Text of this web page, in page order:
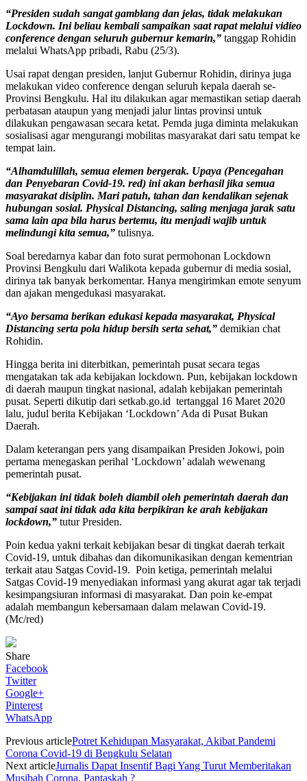
“Presiden sudah sangat gamblang dan jelas, tidak melakukan
Lockdown. Ini beliau kembali sampaikan saat rapat melalui vidieo
conference dengan seluruh gubernur kemarin,” tanggap Rohidin
melalui WhatsApp pribadi, Rabu (25/3).
Usai rapat dengan presiden, lanjut Gubernur Rohidin, dirinya juga
melakukan video conference dengan seluruh kepala daerah se-
Provinsi Bengkulu. Hal itu dilakukan agar memastikan setiap daerah
perbatasan ataupun yang menjadi jalur lintas provinsi untuk
dilakukan pengawasan secara ketat. Pemda juga diminta melakukan
sosialisasi agar mengurangi mobilitas masyarakat dari satu tempat ke
tempat lain.
“Alhamdulillah, semua elemen bergerak. Upaya (Pencegahan
dan Penyebaran Covid-19. red) ini akan berhasil jika semua
masyarakat disiplin. Mari patuh, tahan dan kendalikan sejenak
hubungan sosial. Physical Distancing, saling menjaga jarak satu
sama lain apa bila harus bertemu, itu menjadi wajib untuk
melindungi kita semua,” tulisnya.
Soal beredarnya kabar dan foto surat permohonan Lockdown
Provinsi Bengkulu dari Walikota kepada gubernur di media sosial,
dirinya tak banyak berkomentar. Hanya mengirimkan emote senyum
dan ajakan mengedukasi masyarakat.
“Ayo bersama berikan edukasi kepada masyarakat, Physical
Distancing serta pola hidup bersih serta sehat,” demikian chat
Rohidin.
Hingga berita ini diterbitkan, pemerintah pusat secara tegas
mengatakan tak ada kebijakan lockdown. Pun, kebijakan lockdown
di daerah maupun tingkat nasional, adalah kebijakan pemerintah
pusat. Seperti dikutip dari setkab.go.id tertanggal 16 Maret 2020
lalu, judul berita Kebijakan ‘Lockdown’ Ada di Pusat Bukan
Daerah.
Dalam keterangan pers yang disampaikan Presiden Jokowi, poin
pertama menegaskan perihal ‘Lockdown’ adalah wewenang
pemerintah pusat.
“Kebijakan ini tidak boleh diambil oleh pemerintah daerah dan
sampai saat ini tidak ada kita berpikiran ke arah kebijakan
lockdown,” tutur Presiden.
Poin kedua yakni terkait kebijakan besar di tingkat daerah terkait
Covid-19, untuk dibahas dan dikomunikasikan dengan kementrian
terkait atau Satgas Covid-19. Poin ketiga, pemerintah melalui
Satgas Covid-19 menyediakan informasi yang akurat agar tak terjadi
kesimpangsiuran informasi di masyarakat. Dan poin ke-empat
adalah membangun kebersamaan dalam melawan Covid-19.
(Mc/red)
Share
Facebook
Twitter
Google+
Pinterest
WhatsApp
Previous articlePotret Kehidupan Masyarakat, Akibat Pandemi
Corona Covid-19 di Bengkulu Selatan
Next articleJurnalis Dapat Insentif Bagi Yang Turut Memberitakan
Musibah Corona, Pantaskah ?